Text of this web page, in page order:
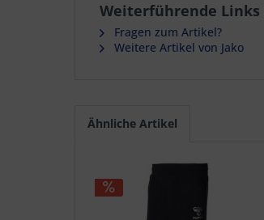
Weiterführende Links
Fragen zum Artikel?
Weitere Artikel von Jako
Ähnliche Artikel